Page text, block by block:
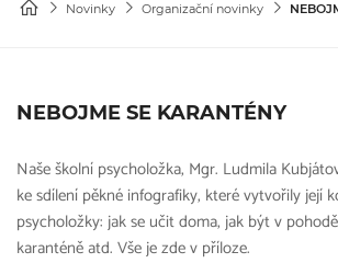
Novinky Organizační novinky
NEBOJME SE KARANTÉNY
Naše školní psycholožka, Mgr. Ludmila
ke sdílení pěkné infografiky, které vytvořily její
psycholožky: jak se učit doma, jak být v
karanténě atd. Vše je zde v příloze.